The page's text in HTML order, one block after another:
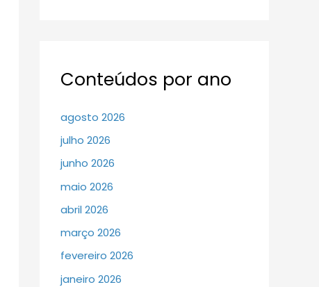
Conteúdos por ano
agosto 2026
julho 2026
junho 2026
maio 2026
abril 2026
março 2026
fevereiro 2026
janeiro 2026